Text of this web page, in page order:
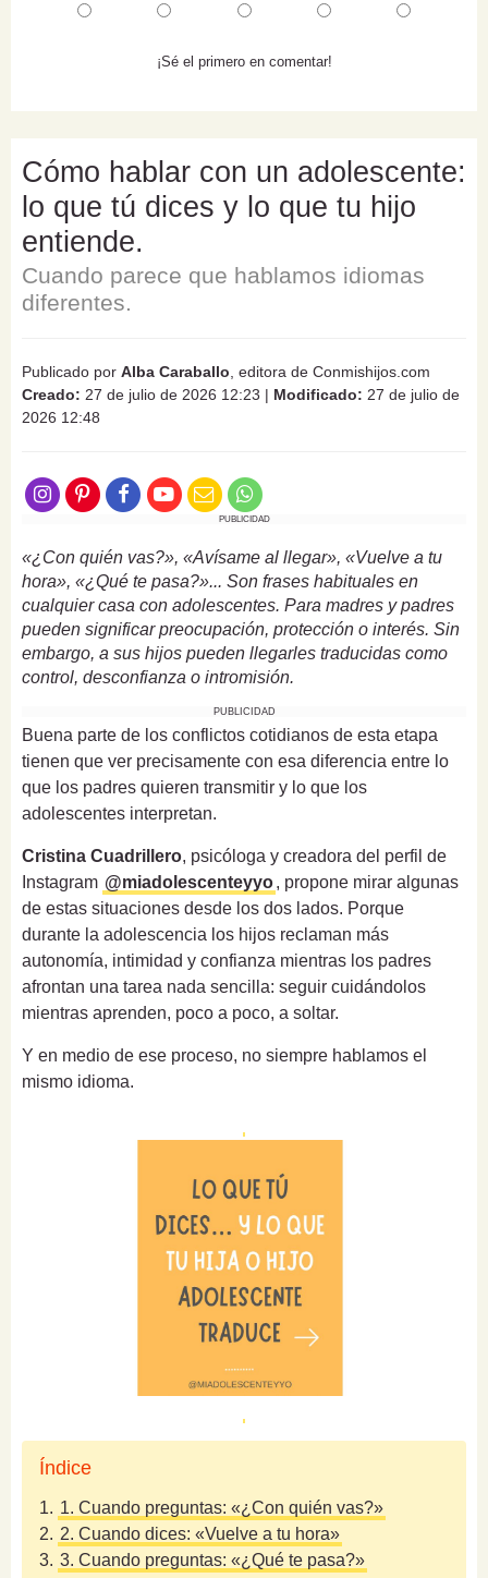
¡Sé el primero en comentar!
Cómo hablar con un adolescente:
lo que tú dices y lo que tu hijo
entiende.
Cuando parece que hablamos idiomas
diferentes.
Publicado por Alba Caraballo , editora de Conmishijos.com
Creado: 27 de julio de 2026 12:23 | Modificado: 27 de julio de
2026 12:48
PUBLICIDAD
«¿Con quién vas?», «Avísame al llegar», «Vuelve a tu
hora», «¿Qué te pasa?»... Son frases habituales en
cualquier casa con adolescentes. Para madres y padres
pueden significar preocupación, protección o interés. Sin
embargo, a sus hijos pueden llegarles traducidas como
control, desconfianza o intromisión.
PUBLICIDAD
Buena parte de los conflictos cotidianos de esta etapa
tienen que ver precisamente con esa diferencia entre lo
que los padres quieren transmitir y lo que los
adolescentes interpretan.
Cristina Cuadrillero, psicóloga y creadora del perfil de
Instagram @miadolescenteyyo, propone mirar algunas
de estas situaciones desde los dos lados. Porque
durante la adolescencia los hijos reclaman más
autonomía, intimidad y confianza mientras los padres
afrontan una tarea nada sencilla: seguir cuidándolos
mientras aprenden, poco a poco, a soltar.
Y en medio de ese proceso, no siempre hablamos el
mismo idioma.
Índice
1. 1. Cuando preguntas: «¿Con quién vas?»
2. 2. Cuando dices: «Vuelve a tu hora»
3. 3. Cuando preguntas: «¿Qué te pasa?»